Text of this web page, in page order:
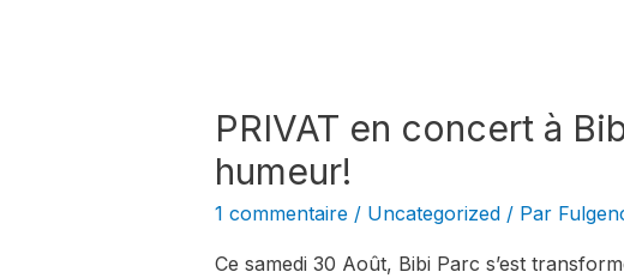
PRIVAT en concert à
humeur!
1 commentaire / Uncategorized/ Par
Ce samedi 30 Août, Bibi Parc s’est
PRIVAT
en
concert
à
Bibi